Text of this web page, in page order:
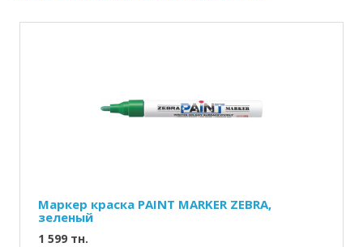
Маркер краска PAINT MARKER ZEBRA,
зеленый
1 599 тн.